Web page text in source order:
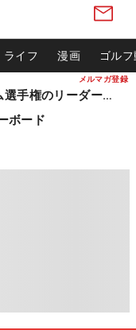
メルマガ登録
ライフ 漫画 ゴル
松山英樹ら出場 ウィンダム選手権のリーダーボード
ボード